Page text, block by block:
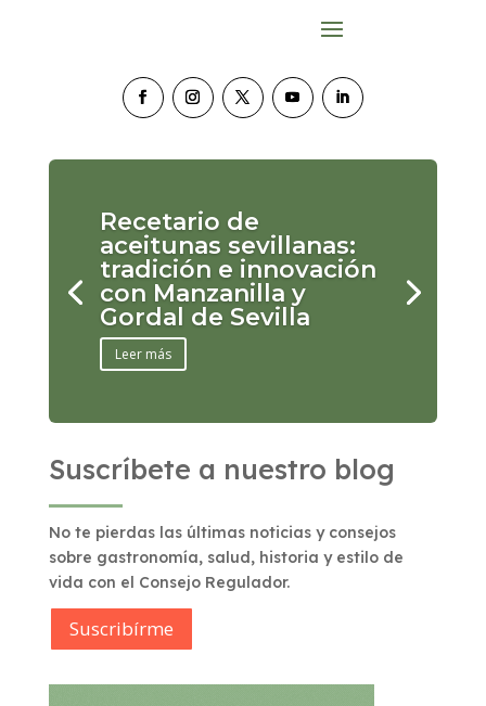
Recetario de
aceitunas sevillanas:
tradición e innovación
con Manzanilla y
Gordal de Sevilla
Leer más
Suscríbete a nuestro blog
No te pierdas las últimas noticias y consejos
sobre gastronomía, salud, historia y estilo de
vida con el Consejo Regulador.
Suscribírme